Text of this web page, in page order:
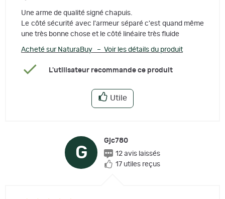
Une arme de qualité signé chapuis.
Le côté sécurité avec l'armeur séparé c'est quand même
une très bonne chose et le côté linéaire très fluide
Acheté sur NaturaBuy – Voir les détails du produit
L'utilisateur recommande ce produit
Utile
G
Gjc780
12 avis laissés
17 utiles reçus